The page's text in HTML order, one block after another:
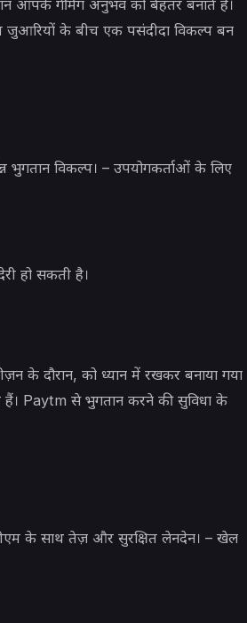
आपके गेमिंग अनुभव को बेहतर बनाते हैं।
जुआरियों के बीच एक पसंदीदा विकल्प बन
भुगतान विकल्प। – उपयोगकर्ताओं के लिए
हो सकती है।
के दौरान, को ध्यान में रखकर बनाया गया
Paytm से भुगतान करने की सुविधा के
के साथ तेज़ और सुरक्षित लेनदेन। – खेल